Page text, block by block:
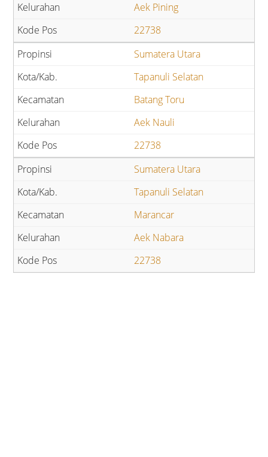
Aek Pining
22738
Sumatera Utara
Tapanuli Selatan
Batang Toru
Aek Nauli
22738
Sumatera Utara
Tapanuli Selatan
Marancar
Aek Nabara
22738